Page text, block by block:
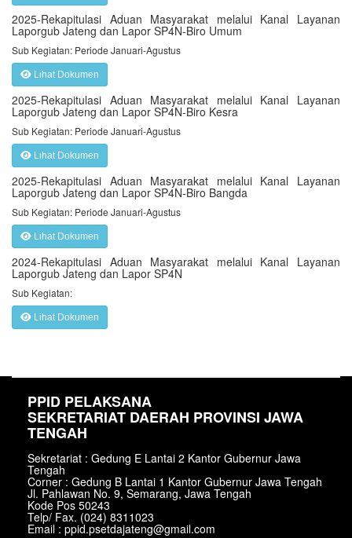
2025-Rekapitulasi Aduan Masyarakat melalui Kanal Layanan
Laporgub Jateng dan Lapor SP4N-Biro Umum
Sub Kegiatan: Periode Januari-Agustus
Lihat Dokumen
2025-Rekapitulasi Aduan Masyarakat melalui Kanal Layanan
Laporgub Jateng dan Lapor SP4N-Biro Kesra
Sub Kegiatan: Periode Januari-Agustus
Lihat Dokumen
2025-Rekapitulasi Aduan Masyarakat melalui Kanal Layanan
Laporgub Jateng dan Lapor SP4N-Biro Bangda
Sub Kegiatan: Periode Januari-Agustus
Lihat Dokumen
2024-Rekapitulasi Aduan Masyarakat melalui Kanal Layanan
Laporgub Jateng dan Lapor SP4N
Sub Kegiatan:
Lihat Dokumen
PPID PELAKSANA
SEKRETARIAT DAERAH PROVINSI JAWA
TENGAH
Sekretariat : Gedung E Lantai 2 Kantor Gubernur Jawa
Tengah
Corner : Gedung B Lantai 1 Kantor Gubernur Jawa Tengah
Jl. Pahlawan No. 9, Semarang, Jawa Tengah
Kode Pos 50243
Telp/ Fax. (024) 8311023
Email : ppid.psetdajateng@gmail.com